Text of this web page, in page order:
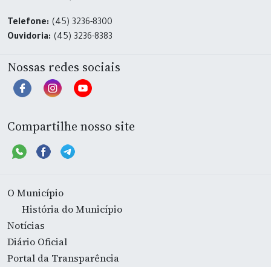
Telefone: (45) 3236-8300
Ouvidoria: (45) 3236-8383
Nossas redes sociais
Compartilhe nosso site
O Município
História do Município
Notícias
Diário Oficial
Portal da Transparência